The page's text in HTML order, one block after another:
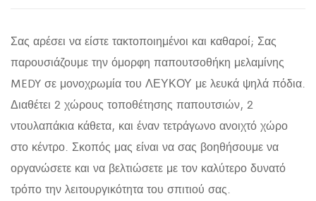
Σας αρέσει να είστε τακτοποιημένοι και καθαροί; Σας
παρουσιάζουμε την όμορφη παπουτσοθήκη μελαμίνης
MEDY σε μονοχρωμία του ΛΕΥΚΟΥ με λευκά ψηλά πόδια.
Διαθέτει 2 χώρους τοποθέτησης παπουτσιών, 2
ντουλαπάκια κάθετα, και έναν τετράγωνο ανοιχτό χώρο
στο κέντρο. Σκοπός μας είναι να σας βοηθήσουμε να
οργανώσετε και να βελτιώσετε με τον καλύτερο δυνατό
τρόπο την λειτουργικότητα του σπιτιού σας.